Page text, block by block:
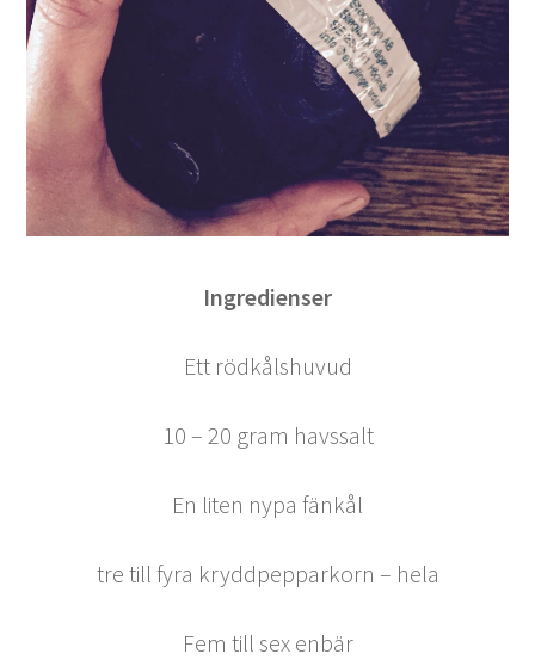
Ingredienser
Ett rödkålshuvud
10 – 20 gram havssalt
En liten nypa fänkål
tre till fyra kryddpepparkorn – hela
Fem till sex enbär